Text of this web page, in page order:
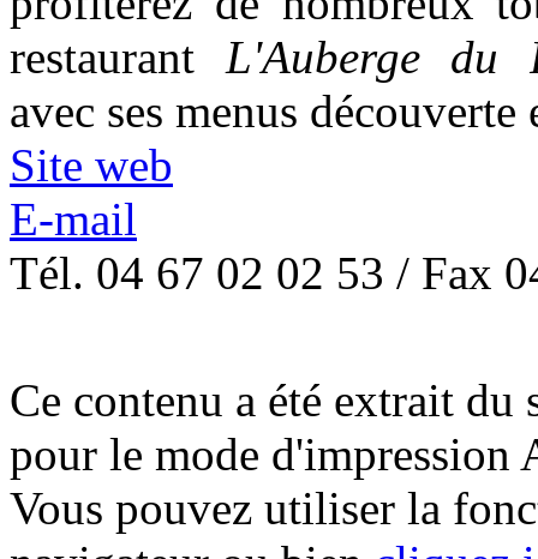
restaurant L'Auberge du
avec ses menus
Site web
E-mail
Tél. 04 67 02 02 53 / Fax
Ce contenu a été extrait
pour le mode d'impression
Vous pouvez utiliser la